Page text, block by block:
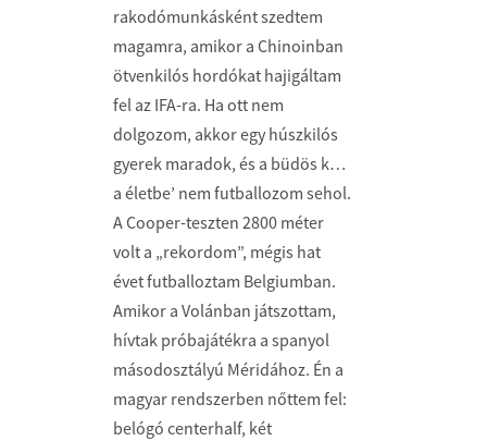
rakodómunkásként szedtem
magamra, amikor a Chinoinban
ötvenkilós hordókat hajigáltam
fel az IFA-ra. Ha ott nem
dolgozom, akkor egy húszkilós
gyerek maradok, és a büdös k…
a életbe’ nem futballozom sehol.
A Cooper-teszten 2800 méter
volt a „rekordom”, mégis hat
évet futballoztam Belgiumban.
Amikor a Volánban játszottam,
hívtak próbajátékra a spanyol
másodosztályú Méridához. Én a
magyar rendszerben nőttem fel:
belógó centerhalf, két